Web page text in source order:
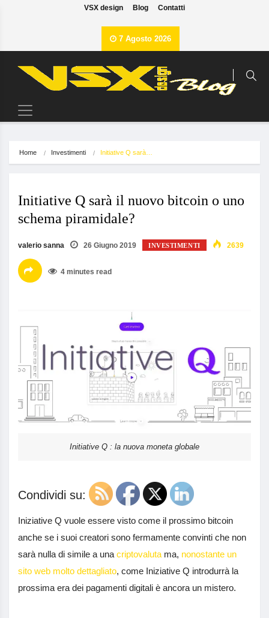
VSX design Blog Contatti
7 Agosto 2026
Home Investimenti Initiative Q sarà…
Initiative Q sarà il nuovo bitcoin o uno
schema piramidale?
valerio sanna 26 Giugno 2019 INVESTIMENTI 2639
4 minutes read
Initiative Q : la nuova moneta globale
Condividi su:
Iniziative Q vuole essere visto come il prossimo bitcoin
anche se i suoi creatori sono fermamente convinti che non
sarà nulla di simile a una criptovaluta ma, nonostante un
sito web molto dettagliato, come Iniziative Q introdurrà la
prossima era dei pagamenti digitali è ancora un mistero.